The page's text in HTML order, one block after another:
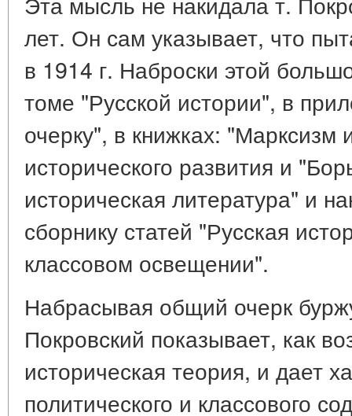
лет. Он сам указывает, что
в 1914 г. Наброски этой
томе "Русской истории", в
очерку", в книжках: "Марксизм
исторического развития и
историческая литература" и
сборнику статей "Русская
классовом освещении".
Набрасывая общий очерк
Покровский показывает, как
историческая теория, и дает
политического и классового